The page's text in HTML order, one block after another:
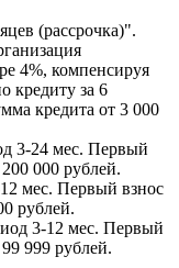
(рассрочка)".
4%, компенсируя
кредиту за 6
кредита от 3 000
3-24 мес. Первый
000 рублей.
мес. Первый взнос
рублей.
3-12 мес. Первый
999 рублей.